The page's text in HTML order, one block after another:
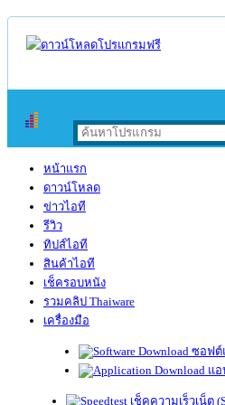
หน้าแรก
ดาวน์โหลด
ข่าวไอที
รีวิว
ทิปส์ไอที
สินค้าไอที
เช็ครอบหนัง
รวมคลิป Thaiware
เครื่องมือ
ซอฟต์
แ
เช็คความเร็วเน็ต